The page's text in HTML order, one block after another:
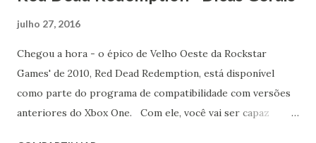
julho 27, 2016
Chegou a hora - o épico de Velho Oeste da Rockstar
Games' de 2010, Red Dead Redemption, está disponível
como parte do programa de compatibilidade com versões
anteriores do Xbox One. Com ele, você vai ser capaz